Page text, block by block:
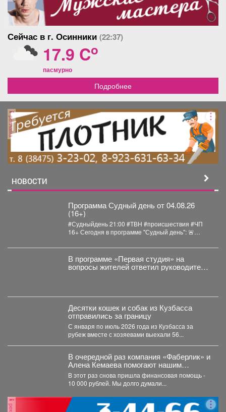
Сейчас в г. Осинники (22:37)
17.9 Co
пасмурно
Подробнее
реклама
НОВОСТИ
Программа Судный день от 04.08.26
(16+)
#Судныйдень 21:00 #ТВН #происшествия #ЧП
16+ Сегодня в программе "Судный день": 🚨
В программе «Первая студия» на
вопросы жителей ответил руководитель
Десятки кошек и собак из Кузбасса
отправились за границу
С января по июль 2026 года из Кузбасса за
рубеж вместе с хозяевами выехали 56...
В очередной раз компания «Фаберлик» и
Алена Кемаева помогают нашим
хвостикам!
В этот раз снова пришла финансовая помощь -
10 000 рублей. Мы долго думали...